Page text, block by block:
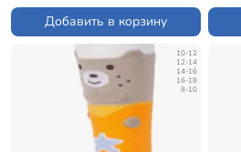
Добавить в корзину
10-12
12-14
14-16
16-18
8-10